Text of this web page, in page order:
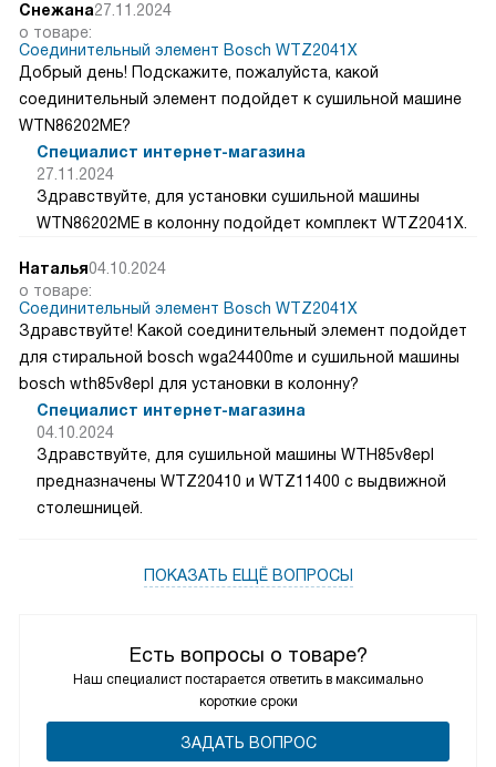
Есть вопросы о товаре?
Наш специалист постарается ответить в максимально
короткие сроки
ЗАДАТЬ ВОПРОС
Снежана27.11.2024
о товаре:
Соединительный элемент Bosch WTZ2041X
Добрый день! Подскажите, пожалуйста, какой
соединительный элемент подойдет к сушильной машине
WTN86202ME?
Специалист интернет-магазина
27.11.2024
Здравствуйте, для установки сушильной машины
WTN86202ME в колонну подойдет комплект WTZ2041X.
Наталья04.10.2024
о товаре:
Соединительный элемент Bosch WTZ2041X
Здравствуйте! Какой соединительный элемент подойдет
для стиральной bosch wga24400me и сушильной машины
bosch wth85v8epl для установки в колонну?
Специалист интернет-магазина
04.10.2024
Здравствуйте, для сушильной машины WTH85v8epl
предназначены WTZ20410 и WTZ11400 с выдвижной
столешницей.
ПОКАЗАТЬ ЕЩЁ ВОПРОСЫ